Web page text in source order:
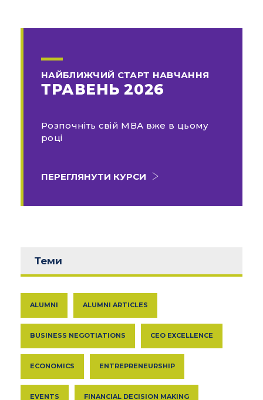
НАЙБЛИЖЧИЙ СТАРТ НАВЧАННЯ
ТРАВЕНЬ 2026
Розпочніть свій МВА вже в цьому
році
ПЕРЕГЛЯНУТИ КУРСИ
Теми
ALUMNI ALUMNI ARTICLES
BUSINESS NEGOTIATIONS CEO EXCELLENCE
ECONOMICS ENTREPRENEURSHIP
EVENTS FINANCIAL DECISION MAKING